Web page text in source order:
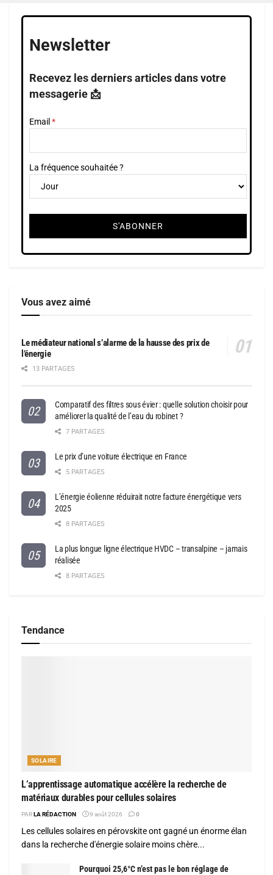
Newsletter
Recevez les derniers articles dans votre
messagerie 📩
Email
La fréquence souhaitée ?
Vous avez aimé
Le médiateur national s’alarme de la hausse des prix de
l’énergie
13 PARTAGES
Comparatif des filtres sous évier : quelle solution choisir pour
améliorer la qualité de l’eau du robinet ?
7 PARTAGES
Le prix d’une voiture électrique en France
5 PARTAGES
L’énergie éolienne réduirait notre facture énergétique vers
2025
8 PARTAGES
La plus longue ligne électrique HVDC – transalpine – jamais
réalisée
8 PARTAGES
Tendance
SOLAIRE
L’apprentissage automatique accélère la recherche de
matériaux durables pour cellules solaires
PARLA RÉDACTION 9 août 2026 0
Les cellules solaires en pérovskite ont gagné un énorme élan
dans la recherche d'énergie solaire moins chère...
Pourquoi 25,6°C n’est pas le bon réglage de